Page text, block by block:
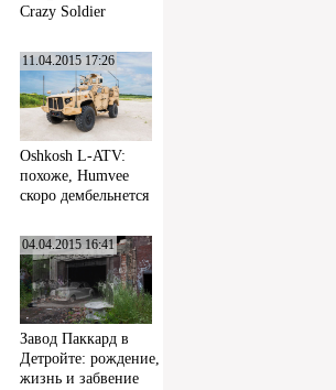
Crazy Soldier
11.04.2015 17:26
Oshkosh L-ATV:
похоже, Humvee
скоро дембельнется
04.04.2015 16:41
Завод Паккард в
Детройте: рождение,
жизнь и забвение